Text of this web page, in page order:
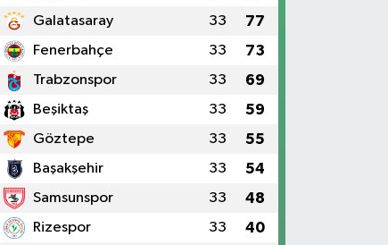
Galatasaray 33 77
Fenerbahçe 33 73
Trabzonspor 33 69
Beşiktaş 33 59
Göztepe 33 55
Başakşehir 33 54
Samsunspor 33 48
Rizespor 33 40